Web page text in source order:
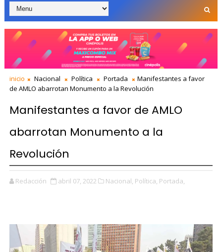
inicio Nacional Política Portada
Manifestantes a favor
de AMLO abarrotan Monumento a la Revolución
Manifestantes a favor de AMLO
abarrotan Monumento a la
Revolución
Redacción abril 07, 2022 Nacional, Política, Portada,